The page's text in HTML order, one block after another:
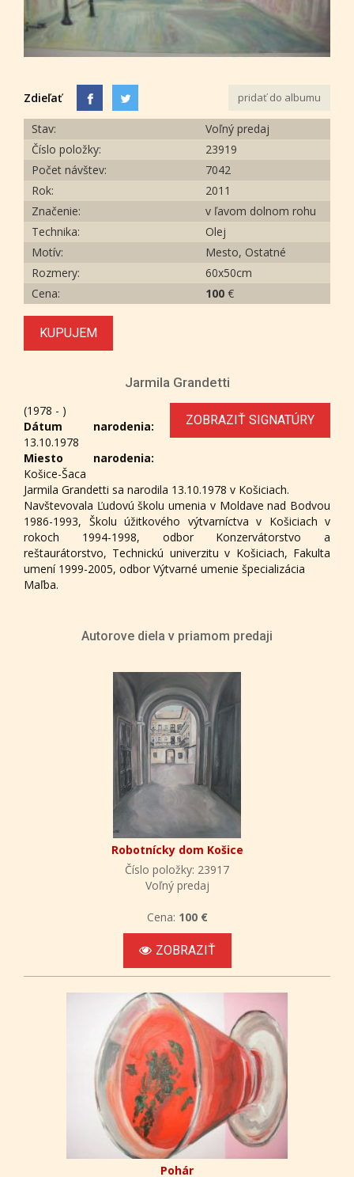
Zdieľať pridať do albumu
Stav:
Voľný predaj
Číslo položky:
23919
Počet návštev:
7042
Rok:
2011
Značenie:
v ľavom dolnom rohu
Technika:
Olej
Motív:
Mesto, Ostatné
Rozmery:
60x50cm
Cena:
100 €
KUPUJEM
Jarmila Grandetti
ZOBRAZIŤ SIGNATÚRY
(1978 - )
Dátum narodenia:
13.10.1978
Miesto narodenia:
Košice-Šaca
Jarmila Grandetti sa narodila 13.10.1978 v Košiciach.
Navštevovala Ľudovú školu umenia v Moldave nad Bodvou
1986-1993, Školu úžitkového výtvarníctva v Košiciach v
rokoch 1994-1998, odbor Konzervátorstvo a
reštaurátorstvo, Technickú univerzitu v Košiciach, Fakulta
umení 1999-2005, odbor Výtvarné umenie špecializácia
Maľba.
Autorove diela v priamom predaji
Robotnícky dom Košice
Číslo položky: 23917
Voľný predaj
Cena: 100 €
ZOBRAZIŤ
Pohár